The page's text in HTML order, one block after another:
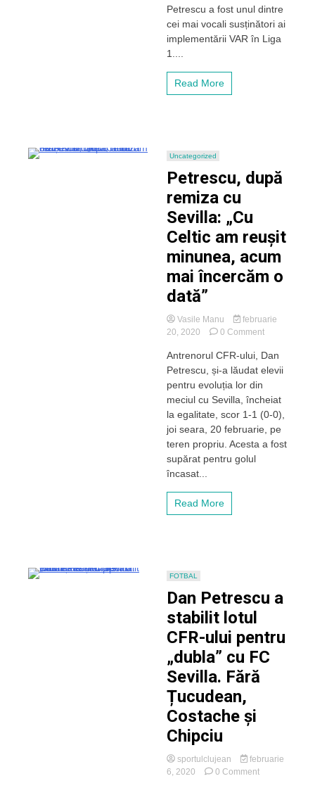
„Să
se
introducă
Petrescu a fost unul dintre
cei mai vocali susținători ai
implementării VAR în Liga
1....
Read More
Uncategorized
Petrescu, după
remiza cu
Sevilla: „Cu
Celtic am reușit
minunea, acum
mai încercăm o
dată”
Vasile Manu
februarie
20, 2020
0 Commenton
după
remiza
Sevilla:
Celtic
am
reușit
Antrenorul CFR-ului, Dan
Petrescu, și-a lăudat elevii
pentru evoluția lor din
meciul cu Sevilla, încheiat
la egalitate, scor 1-1 (0-0),
joi seara, 20 februarie, pe
teren propriu. Acesta a fost
supărat pentru golul
încasat...
Read More
FOTBAL
Dan Petrescu a
stabilit lotul
CFR-ului pentru
„dubla” cu FC
Sevilla. Fără
Țucudean,
Costache și
Chipciu
sportulclujean
februarie
6, 2020
0 Commenton